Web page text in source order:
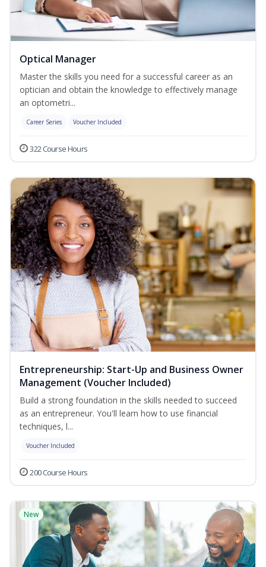
Optical Manager
Master the skills you need for a successful career as an
optician and obtain the knowledge to effectively manage
an optometri...
Career Series Voucher Included
322 Course Hours
Entrepreneurship: Start-Up and Business Owner
Management (Voucher Included)
Build a strong foundation in the skills needed to succeed
as an entrepreneur. You'll learn how to use financial
techniques, l...
Voucher Included
200 Course Hours
New